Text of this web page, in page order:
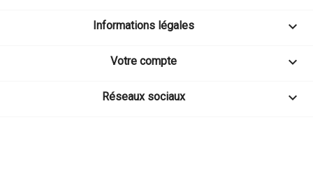
Informations légales 
Votre compte 
Réseaux sociaux 